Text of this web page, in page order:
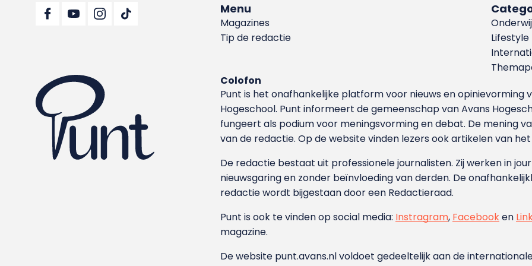
Menu
Magazines
Tip de redactie
Lifestyle
Colofon
Punt is het onafhankelijke platform voor nieuws en
Hoge­school. Punt informeert de gemeenschap van Avans
fungeert als podium voor meningsvorming en debat. De mening
van de redactie. Op de website vinden lezers ook artikelen van
De redactie bestaat uit professionele journalisten. Zij werken in
nieuwsgaring en zonder beïnvloeding van derden. De
redactie wordt bijgestaan door een Redactieraad.
Punt is ook te vinden op social media: Instragram, Facebooken
magazine.
De website punt.avans.nl voldoet gedeeltelijk aan de